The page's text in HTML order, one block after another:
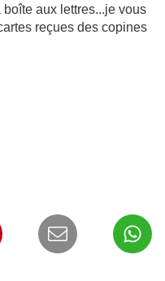
aux lettres...je vous
reçues des copines